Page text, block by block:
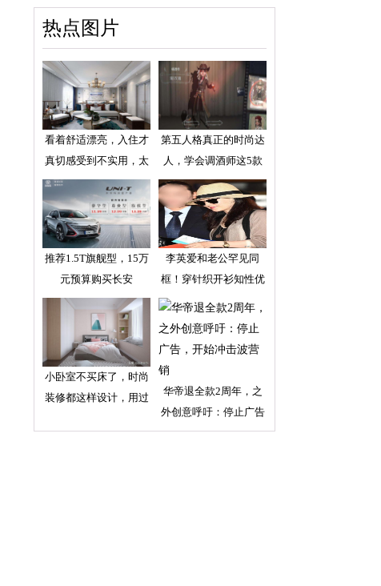
热点图片
看着舒适漂亮，入住才
真切感受到不实用，太
第五人格真正的时尚达
人，学会调酒师这5款
推荐1.5T旗舰型，15万
元预算购买长安
李英爱和老公罕见同
框！穿针织开衫知性优
雅
小卧室不买床了，时尚
装修都这样设计，用过
华帝退全款2周年，之
外创意呼吁：停止广告